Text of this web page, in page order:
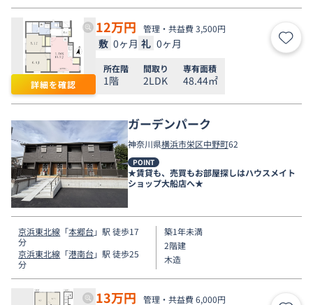
詳細を確認
12万円 管理・共益費 3,500円
敷 0ヶ月 礼 0ヶ月 お気
所在階
1階
間取り
2LDK
専有面積
48.44㎡
ガーデンパーク
神奈川県横浜市栄区中野町62
POINT
★賃貸も、売買もお部屋探しはハウスメイト
ショップ大船店へ★
京浜東北線 「本郷台」駅 徒歩17
分
京浜東北線 「港南台」駅 徒歩25
分
築1年未満
2階建
木造
13万円 管理・共益費 6,000円